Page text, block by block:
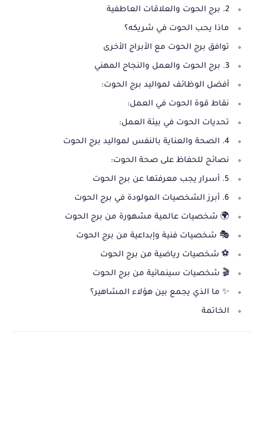
2. برج الحوت والعلاقات العاطفية
ماذا يحب الحوت في شريكه؟
توافق برج الحوت مع الأبراج الأخرى
3. برج الحوت والعمل والنجاح المهني
أفضل الوظائف لمواليد برج الحوت:
نقاط قوة الحوت في العمل:
تحديات الحوت في بيئة العمل:
4. الصحة والعناية بالنفس لمواليد برج الحوت
نصائح للحفاظ على صحة الحوت:
5. أسرار يجب معرفتها عن برج الحوت
6. أبرز الشخصيات المولودة في برج الحوت
🌍 شخصيات عالمية مشهورة من برج الحوت
🎭 شخصيات فنية وإبداعية من برج الحوت
⚽ شخصيات رياضية من برج الحوت
🎬 شخصيات سينمائية من برج الحوت
✨ ما الذي يجمع بين هؤلاء المشاهير؟
الخاتمة